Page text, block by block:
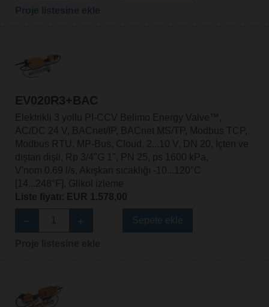
EV020R3+BAC
Elektrikli 3 yollu PI-CCV Belimo Energy Valve™,
AC/DC 24 V, BACnet/IP, BACnet MS/TP, Modbus TCP,
Modbus RTU, MP-Bus, Cloud, 2...10 V, DN 20, İçten ve
dıştan dişli, Rp 3/4"G 1", PN 25, ps 1600 kPa,
V'nom 0.69 l/s, Akışkan sıcaklığı -10...120°C
[14...248°F], Glikol izleme
Liste fiyatı: EUR 1.578,00